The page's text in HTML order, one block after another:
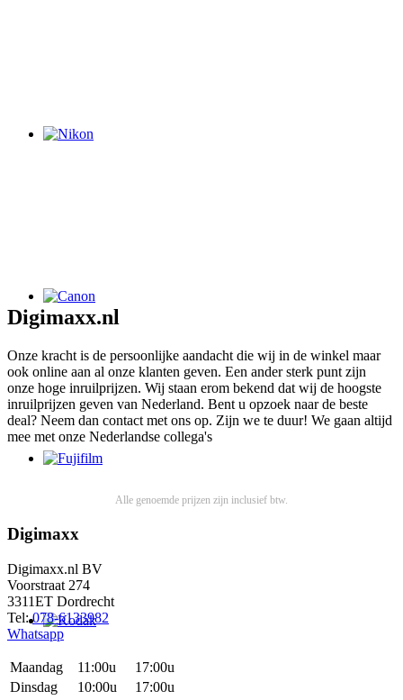
Digimaxx.nl
Onze kracht is de persoonlijke aandacht die wij in de winkel maar
ook online aan al onze klanten geven. Een ander sterk punt zijn
onze hoge inruilprijzen. Wij staan erom bekend dat wij de hoogste
inruilprijzen geven van Nederland. Bent u opzoek naar de beste
deal? Neem dan contact met ons op. Zijn we te duur! We gaan altijd
mee met onze Nederlandse collega's
Alle genoemde prijzen zijn inclusief btw.
Digimaxx
Digimaxx.nl BV
Voorstraat 274
3311ET Dordrecht
Tel:078-6133982
Whatsapp
Maandag 11:00u
17:00u
Dinsdag
10:00u
17:00u